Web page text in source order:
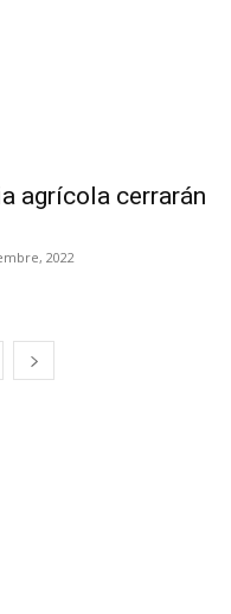
agrícola cerrarán
2022